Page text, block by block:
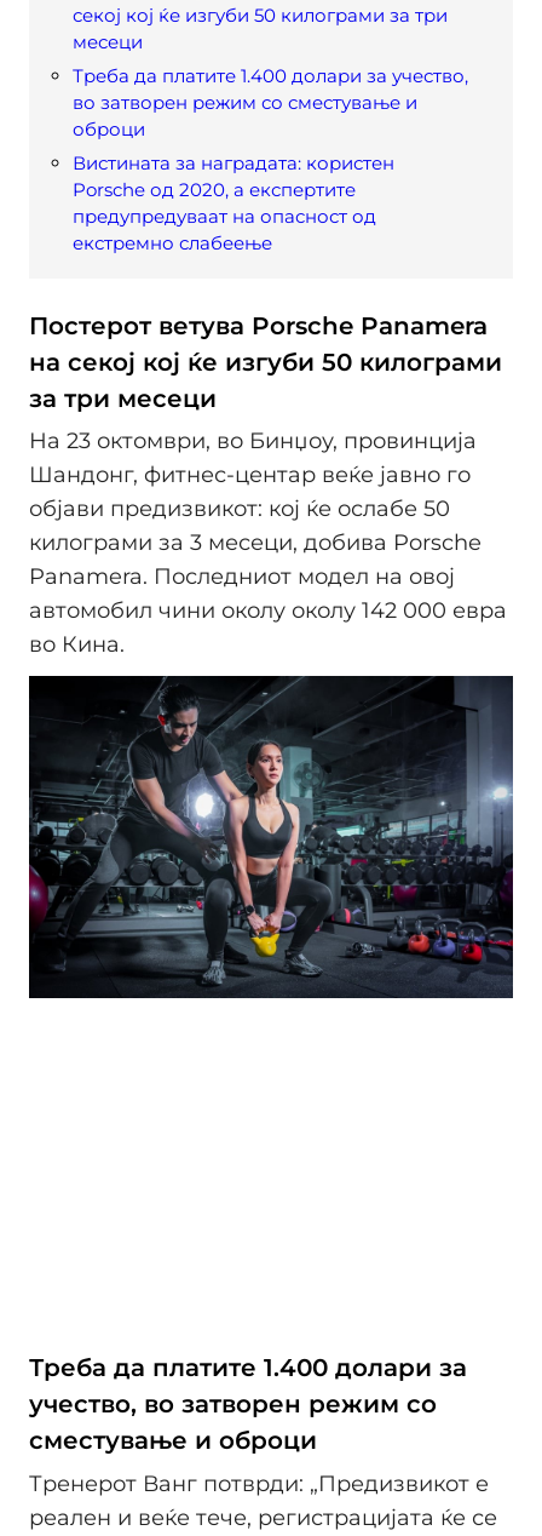
секој кој ќе изгуби 50 килограми за три
месеци
Треба да платите 1.400 долари за учество,
во затворен режим со сместување и
оброци
Вистината за наградата: користен
Porsche од 2020, а експертите
предупредуваат на опасност од
екстремно слабеење
Постерот ветува Porsche Panamera
на секој кој ќе изгуби 50 килограми
за три месеци
На 23 октомври, во Бинџоу, провинција
Шандонг, фитнес-центар веќе јавно го
објави предизвикот: кој ќе ослабе 50
килограми за 3 месеци, добива Porsche
Panamera. Последниот модел на овој
автомобил чини околу околу 142 000 евра
во Кина.
Треба да платите 1.400 долари за
учество, во затворен режим со
сместување и оброци
Тренерот Ванг потврди: „Предизвикот е
реален и веќе тече, регистрацијата ќе се